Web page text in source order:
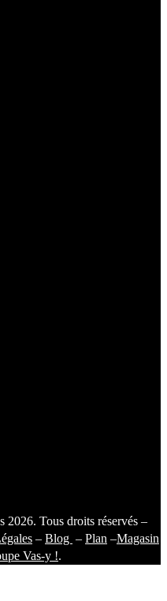
2026. Tous droits réservés –
– Blog – Plan –Magasin
Vas-y !.